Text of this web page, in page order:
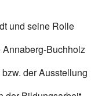
und seine Rolle
Buchholz
der Ausstellung